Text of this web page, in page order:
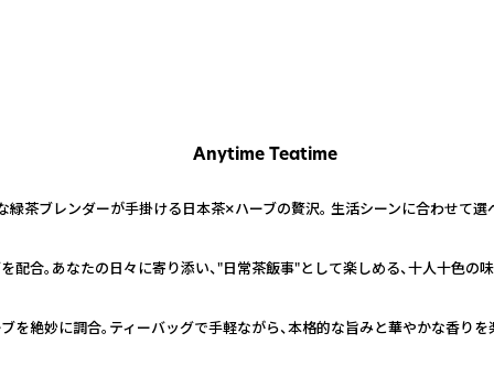
Anytime Teatime
緑茶ブレンダーが手掛ける日本茶×ハーブの贅沢。 生活シーンに合わせて
配合。あなたの日々に寄り添い、"日常茶飯事"として楽しめる、十人十色の
を絶妙に調合。ティーバッグで手軽ながら、本格的な旨みと華やかな香り